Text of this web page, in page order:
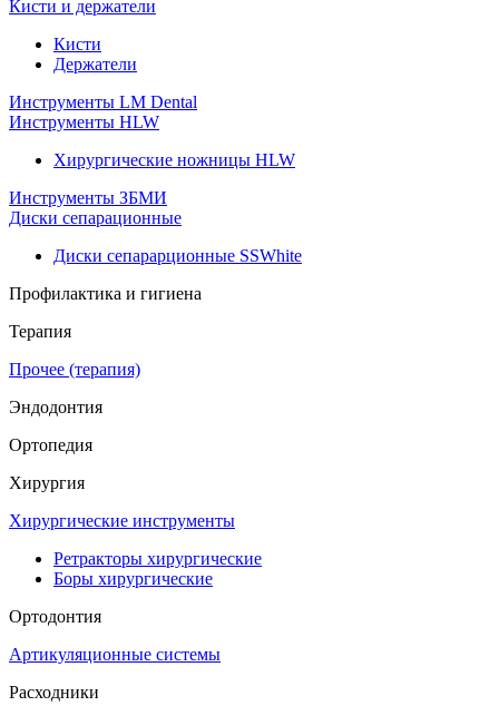
Кисти и держатели
Кисти
Держатели
Инструменты LM Dental
Инструменты HLW
Хирургические ножницы HLW
Инструменты ЗБМИ
Диски сепарационные
Диски сепарарционные SSWhite
Профилактика и гигиена
Терапия
Прочее (терапия)
Эндодонтия
Ортопедия
Хирургия
Хирургические инструменты
Ретракторы хирургические
Боры хирургические
Ортодонтия
Артикуляционные системы
Расходники